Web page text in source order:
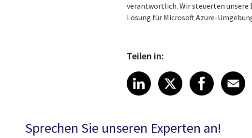
verantwortlich. Wir steuerten unsere
Lösung für Microsoft Azure-
Teilen in:
Share article on
LinkedIn
Share article
XShare
Sprechen Sie unseren Experten an!